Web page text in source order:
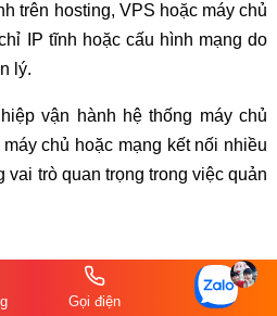
trên hosting, VPS hoặc máy chủ
IP tĩnh hoặc cấu hình mạng do
lý.
vận hành hệ thống máy chủ
chủ hoặc mạng kết nối nhiều
vai trò quan trọng trong việc quản
mạng nhận cấu hình mạng.
Gọi điện